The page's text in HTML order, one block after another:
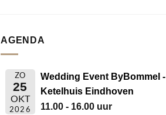
AGENDA
ZO
25
OKT
2026
Wedding Event ByBommel -
Ketelhuis Eindhoven
11.00 - 16.00 uur